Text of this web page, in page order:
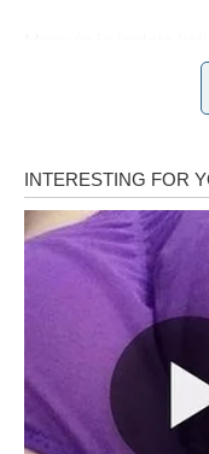
uspješno okončanje
opterećivale i da
Ljubavni
povjerenja
Na polju emocija
Ako ste slobodni,